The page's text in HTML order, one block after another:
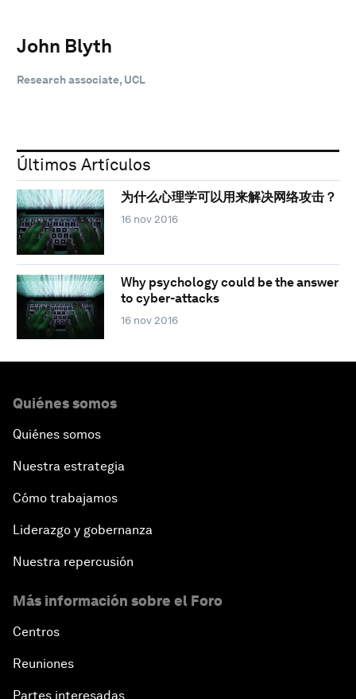
John Blyth
Research associate, UCL
Últimos Artículos
为什么心理学可以用来解决网络攻击？
16 nov 2016
Why psychology could be the answer
to cyber-attacks
16 nov 2016
Quiénes somos
Quiénes somos
Nuestra estrategia
Cómo trabajamos
Liderazgo y gobernanza
Nuestra repercusión
Más información sobre el Foro
Centros
Reuniones
Partes interesadas